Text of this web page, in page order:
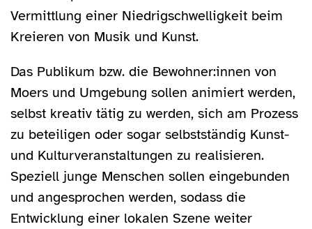
Vermittlung einer Niedrigschwelligkeit beim
Kreieren von Musik und Kunst.
Das Publikum bzw. die Bewohner:innen von
Moers und Umgebung sollen animiert werden,
selbst kreativ tätig zu werden, sich am Prozess
zu beteiligen oder sogar selbstständig Kunst-
und Kulturveranstaltungen zu realisieren.
Speziell junge Menschen sollen eingebunden
und angesprochen werden, sodass die
Entwicklung einer lokalen Szene weiter